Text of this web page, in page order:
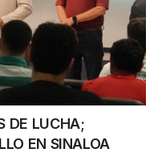
DE LUCHA;
EN SINALOA